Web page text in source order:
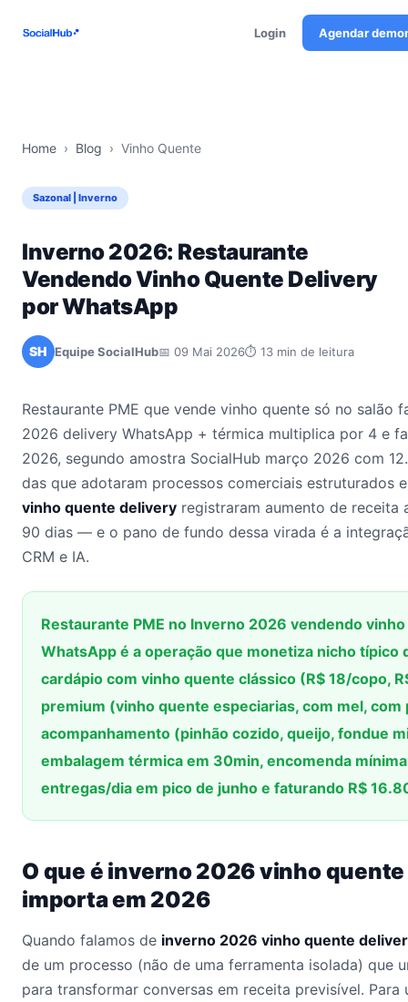
Login Agendar
Home › Blog › Vinho Quente
Sazonal | Inverno
Inverno 2026: Restaurante
Vendendo Vinho Quente Delivery
por WhatsApp
SH Equipe SocialHub📅 09 Mai 2026⏱ 13 min de leitura
Restaurante PME que vende vinho quente só no salão
2026 delivery WhatsApp + térmica multiplica por 4 e
2026, segundo amostra SocialHub março 2026 com
das que adotaram processos comerciais estruturados
vinho quente delivery registraram aumento de receita
90 dias — e o pano de fundo dessa virada é a
CRM e IA.
Restaurante PME no Inverno 2026 vendendo
WhatsApp é a operação que monetiza nicho típico
cardápio com vinho quente clássico (R$ 18/copo,
premium (vinho quente especiarias, com mel, com
acompanhamento (pinhão cozido, queijo, fondue
embalagem térmica em 30min, encomenda
entregas/dia em pico de junho e faturando R$
O que é inverno 2026 vinho
importa em 2026
Quando falamos de inverno 2026 vinho quente
de um processo (não de uma ferramenta isolada) que
para transformar conversas em receita previsível. Para